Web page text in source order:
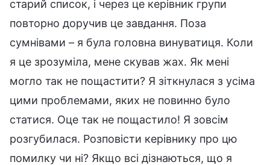
старий список, і через це керівник групи
повторно доручив це завдання. Поза
сумнівами – я була головна винуватиця. Коли
я це зрозуміла, мене скував жах. Як мені
могло так не пощастити? Я зіткнулася з усіма
цими проблемами, яких не повинно було
статися. Оце так не пощастило! Я зовсім
розгубилася. Розповісти керівнику про цю
помилку чи ні? Якщо всі дізнаються, що я